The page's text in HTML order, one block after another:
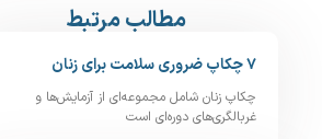
مطالب مرتبط
۷ چکاپ ضروری سلامت برای زنان
چکاپ زنان شامل مجموعه‌ای از آزمایش‌ها و
غربالگری‌های دوره‌ای است